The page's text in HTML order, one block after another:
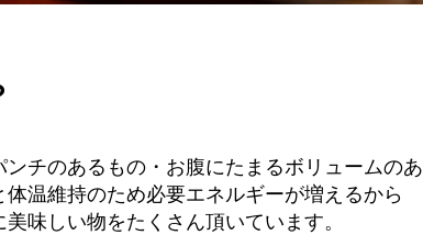
チのあるもの・お腹にたまるボリュームのあ
温維持のため必要エネルギーが増えるから
味しい物をたくさん頂いています。